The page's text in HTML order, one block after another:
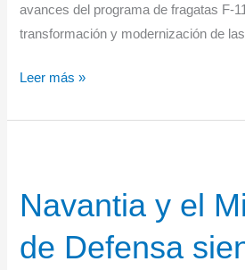
avances del programa de fragatas F-
transformación y modernización de
La
de
el
total
Leer más »
Navantia y el
de Defensa